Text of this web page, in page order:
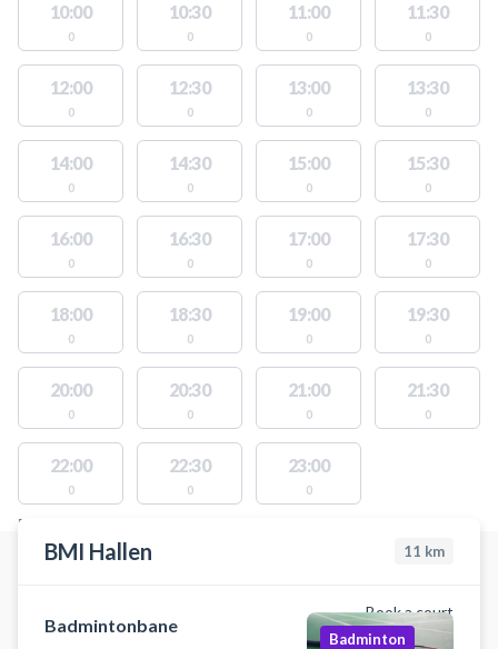
10:00
0
10:30
0
11:00
0
11:30
0
12:00
0
12:30
0
13:00
0
13:30
0
14:00
0
14:30
0
15:00
0
15:30
0
16:00
0
16:30
0
17:00
0
17:30
0
18:00
0
18:30
0
19:00
0
19:30
0
20:00
0
20:30
0
21:00
0
21:30
0
22:00
0
22:30
0
23:00
0
FACILITIES WITH AVAILABLE ACTIVITIES
BMI Hallen 11 km
Book a court
Badmintonbane
Badminton